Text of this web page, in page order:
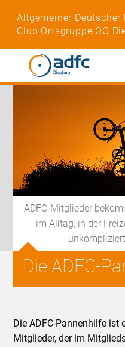
Allgemeiner Deutscher
Club Ortsgruppe OG
ADFC-Mitglieder
im Alltag, in der
Die ADFC-
Die ADFC-Pannenhilfe ist
Mitglieder, der im